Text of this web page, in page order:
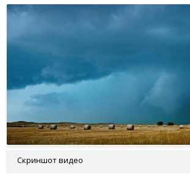
Скриншот видео